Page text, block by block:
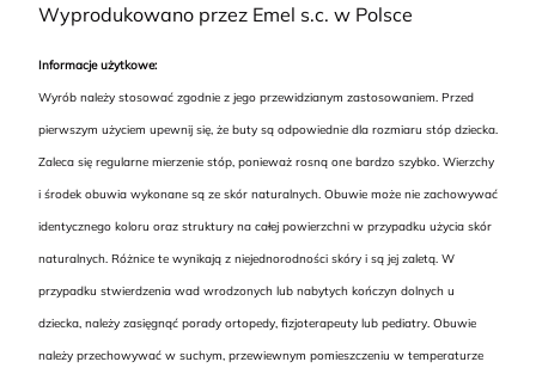
Wyprodukowano przez Emel s.c. w Polsce
Informacje użytkowe:
Wyrób należy stosować zgodnie z jego przewidzianym zastosowaniem. Przed
pierwszym użyciem upewnij się, że buty są odpowiednie dla rozmiaru stóp dziecka.
Zaleca się regularne mierzenie stóp, ponieważ rosną one bardzo szybko. Wierzchy
i środek obuwia wykonane są ze skór naturalnych. Obuwie może nie zachowywać
identycznego koloru oraz struktury na całej powierzchni w przypadku użycia skór
naturalnych. Różnice te wynikają z niejednorodności skóry i są jej zaletą. W
przypadku stwierdzenia wad wrodzonych lub nabytych kończyn dolnych u
dziecka, należy zasięgnąć porady ortopedy, fizjoterapeuty lub pediatry. Obuwie
należy przechowywać w suchym, przewiewnym pomieszczeniu w temperaturze